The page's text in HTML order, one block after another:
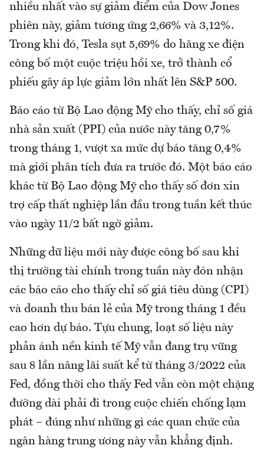
nhiều nhất vào sự giảm điểm của Dow Jones
phiên này, giảm tương ứng 2,66% và 3,12%.
Trong khi đó, Tesla sụt 5,69% do hãng xe điện
công bố một cuộc triệu hồi xe, trở thành cổ
phiếu gây áp lực giảm lớn nhất lên S&P 500.
Báo cáo từ Bộ Lao động Mỹ cho thấy, chỉ số giá
nhà sản xuất (PPI) của nước này tăng 0,7%
trong tháng 1, vượt xa mức dự báo tăng 0,4%
mà giới phân tích đưa ra trước đó. Một báo cáo
khác từ Bộ Lao động Mỹ cho thấy số đơn xin
trợ cấp thất nghiệp lần đầu trong tuần kết thúc
vào ngày 11/2 bất ngờ giảm.
Những dữ liệu mới này được công bố sau khi
thị trường tài chính trong tuần này đón nhận
các báo cáo cho thấy chỉ số giá tiêu dùng (CPI)
và doanh thu bán lẻ của Mỹ trong tháng 1 đều
cao hơn dự báo. Tựu chung, loạt số liệu này
phản ánh nền kinh tế Mỹ vẫn đang trụ vững
sau 8 lần nâng lãi suất kể từ tháng 3/2022 của
Fed, đồng thời cho thấy Fed vẫn còn một chặng
đường dài phải đi trong cuộc chiến chống lạm
phát – đúng như những gì các quan chức của
ngân hàng trung ương này vẫn khẳng định.